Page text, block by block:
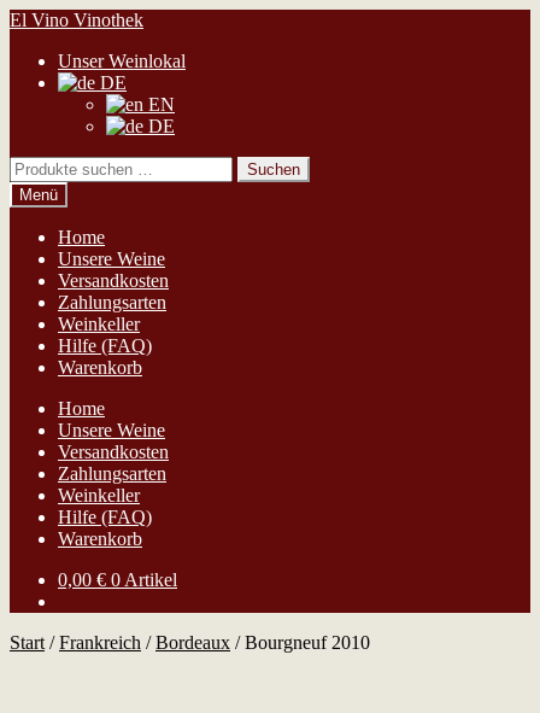
Zur
springen
Zum
springen
El Vino Vinothek
Unser Weinlokal
DE
EN
DE
Suchen
nach:
Suchen
Menü
Home
Unsere Weine
Versandkosten
Zahlungsarten
Weinkeller
Hilfe (FAQ)
Warenkorb
Home
Unsere Weine
Versandkosten
Zahlungsarten
Weinkeller
Hilfe (FAQ)
Warenkorb
0,00 € 0 Artikel
Start /Frankreich /Bordeaux /Bourgneuf 2010